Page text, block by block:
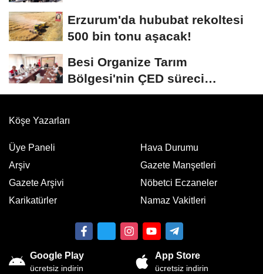
Erzurum'da hububat rekoltesi
500 bin tonu aşacak!
Besi Organize Tarım
Bölgesi'nin ÇED süreci
masada
Köşe Yazarları
Üye Paneli
Arşiv
Gazete Arşivi
Karikatürler
Hava Durumu
Gazete Manşetleri
Nöbetci Eczaneler
Namaz Vakitleri
Google Play
ücretsiz indirin
App Store
ücretsiz indirin